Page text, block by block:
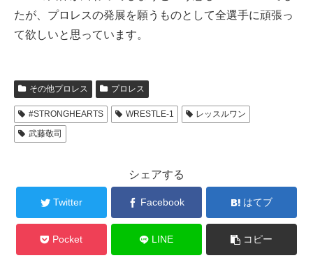
たが、プロレスの発展を願うものとして全選手に頑張っ
て欲しいと思っています。
その他プロレス プロレス
#STRONGHEARTS WRESTLE-1
レッスルワン
武藤敬司
シェアする
Twitter Facebook はてブ
Pocket LINE コピー